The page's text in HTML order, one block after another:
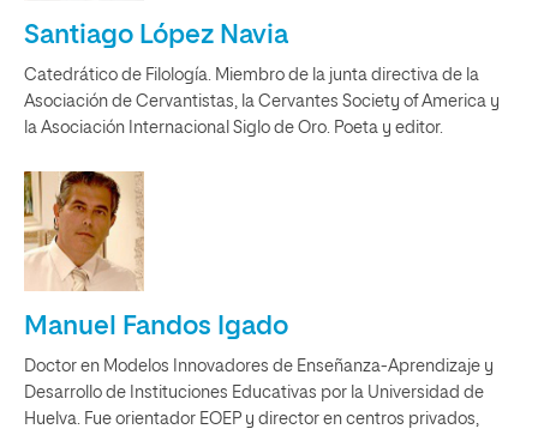
Santiago López Navia
Catedrático de Filología. Miembro de la junta directiva de la
Asociación de Cervantistas, la Cervantes Society of America y
la Asociación Internacional Siglo de Oro. Poeta y editor.
Manuel Fandos Igado
Doctor en Modelos Innovadores de Enseñanza-Aprendizaje y
Desarrollo de Instituciones Educativas por la Universidad de
Huelva. Fue orientador EOEP y director en centros privados,